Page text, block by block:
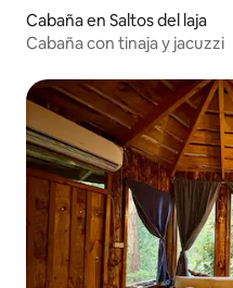
Cabaña en Saltos del laja
Cabaña con tinaja y jacuzzi